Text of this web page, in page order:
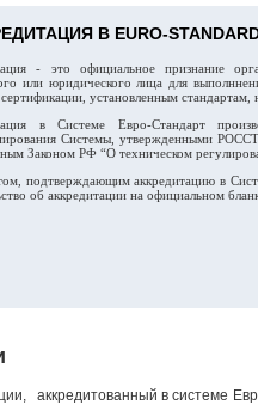
В EURO-
- это официальное признание
или юридического лица для
установленным стандартам,
в Системе Евро-Стандарт
Системы, утвержденными
Законом РФ “О техническом
подтверждающим аккредитацию в
об аккредитации на официальном
аккредитованный в системе